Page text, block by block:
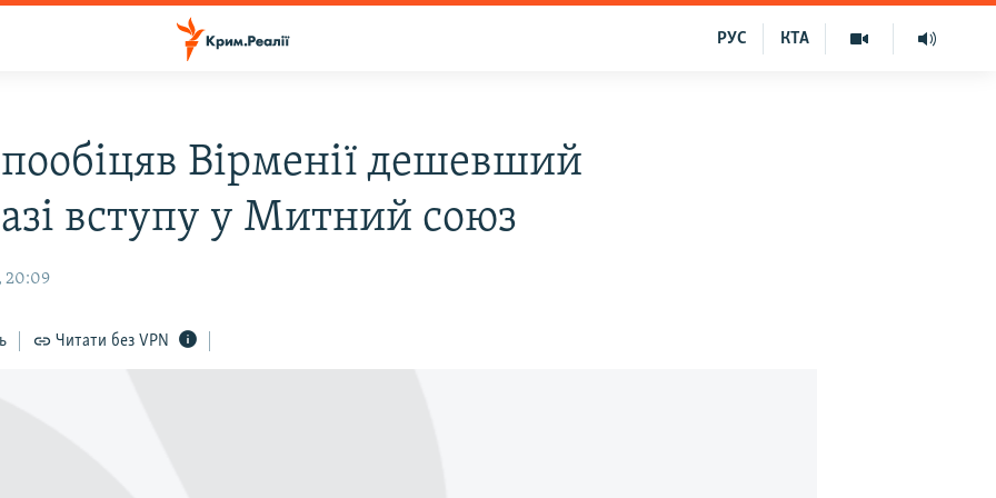
КТА
РУС
Вірменії дешевший
вступу у Митний союз
20:09
Читати без VPN